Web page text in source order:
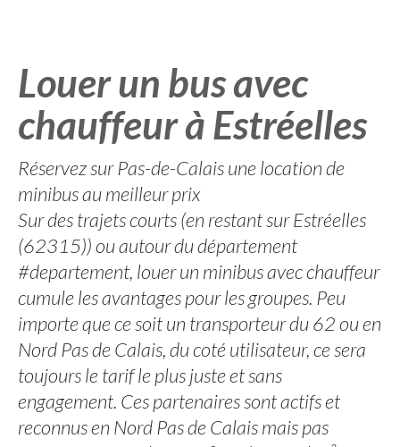
Louer un bus avec
chauffeur à Estréelles
Réservez sur Pas-de-Calais une location de
minibus au meilleur prix
Sur des trajets courts (en restant sur Estréelles
(62315)) ou autour du département
#departement, louer un minibus avec chauffeur
cumule les avantages pour les groupes. Peu
importe que ce soit un transporteur du 62 ou en
Nord Pas de Calais, du coté utilisateur, ce sera
toujours le tarif le plus juste et sans
engagement. Ces partenaires sont actifs et
reconnus en Nord Pas de Calais mais pas